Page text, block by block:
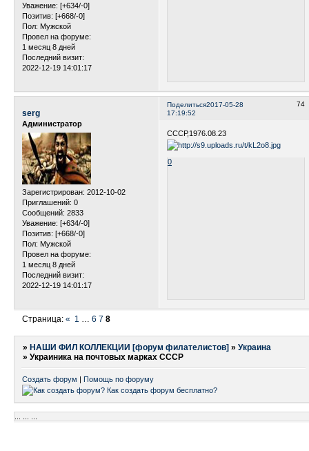
Уважение: [+634/-0]
Позитив: [+668/-0]
Пол: Мужской
Провел на форуме:
1 месяц 8 дней
Последний визит:
2022-12-19 14:01:17
Поделиться 74
2017-05-28
17:19:52
serg
Администратор
Зарегистрирован: 2012-10-02
Приглашений: 0
Сообщений: 2833
Уважение: [+634/-0]
Позитив: [+668/-0]
Пол: Мужской
Провел на форуме:
1 месяц 8 дней
Последний визит:
2022-12-19 14:01:17
СССР,1976.08.23
0
Страница:« 1 6 7 8
» НАШИ ФИЛ КОЛЛЕКЦИИ [форум филателистов] »Украина
»Украиника на почтовых марках СССР
Создать форум | Помощь по форуму